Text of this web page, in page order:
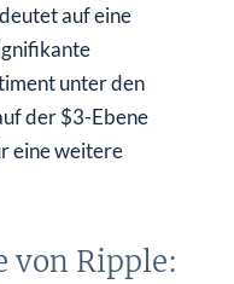
auf eine
unter den
der $3-Ebene
eine weitere
von Ripple: